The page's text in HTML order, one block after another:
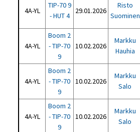
4A-YL
TIP-70 9
- HUT 4
29.01.2026
Risto
Suominen
4A-YL
Boom 2
- TIP-70
9
10.02.2026
Markku
Hauhia
4A-YL
Boom 2
- TIP-70
9
10.02.2026
Markku
Salo
4A-YL
Boom 2
- TIP-70
9
10.02.2026
Markku
Salo